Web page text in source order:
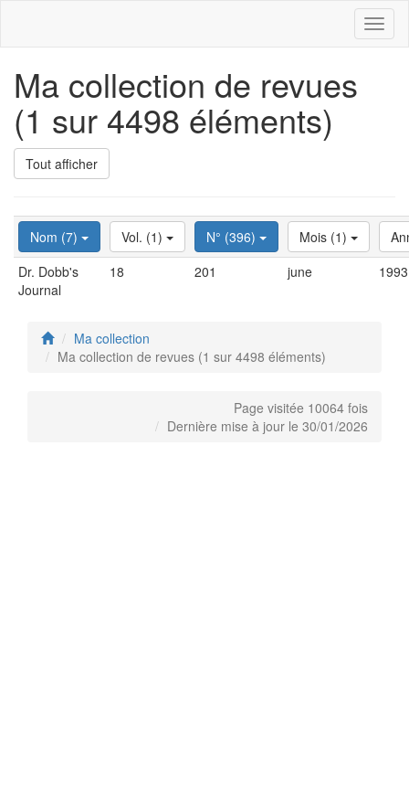
Ma collection de revues
(1 sur 4498 éléments)
Tout afficher
Nom (7) Vol. (1) N° (396) Mois (1)
Dr. Dobb's
Journal
18 201 june 1993
Ma collection
Ma collection de revues (1 sur 4498 éléments)
Page visitée 10064 fois
Dernière mise à jour le 30/01/2026